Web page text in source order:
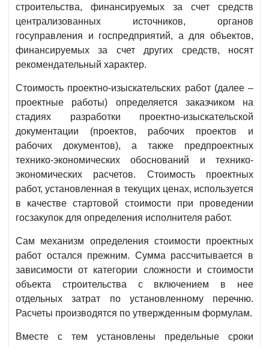
строительства, финансируемых за счет средств
централизованных источников, органов
госуправления и госпредприятий, а для объектов,
финансируемых за счет других средств, носят
рекомендательный характер.
Стоимость проектно-изыскательских работ (далее –
проектные работы) определяется заказчиком на
стадиях разработки проектно-изыскательской
документации (проектов, рабочих проектов и
рабочих документов), а также предпроектных
технико-экономических обоснований и технико-
экономических расчетов. Стоимость проектных
работ, установленная в текущих ценах, используется
в качестве стартовой стоимости при проведении
госзакупок для определения исполнителя работ.
Сам механизм определения стоимости проектных
работ остался прежним. Сумма рассчитывается в
зависимости от категории сложности и стоимости
объекта строительства с включением в нее
отдельных затрат по установленному перечню.
Расчеты производятся по утвержденным формулам.
Вместе с тем установлены предельные сроки